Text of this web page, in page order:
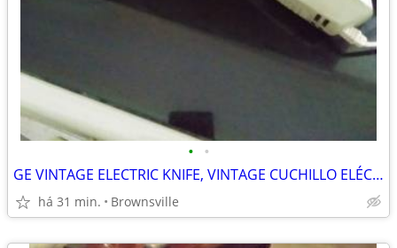
• •
GE VINTAGE ELECTRIC KNIFE, VINTAGE CUCHILLO ELÉCTRICO GE
há 31 min. Brownsville